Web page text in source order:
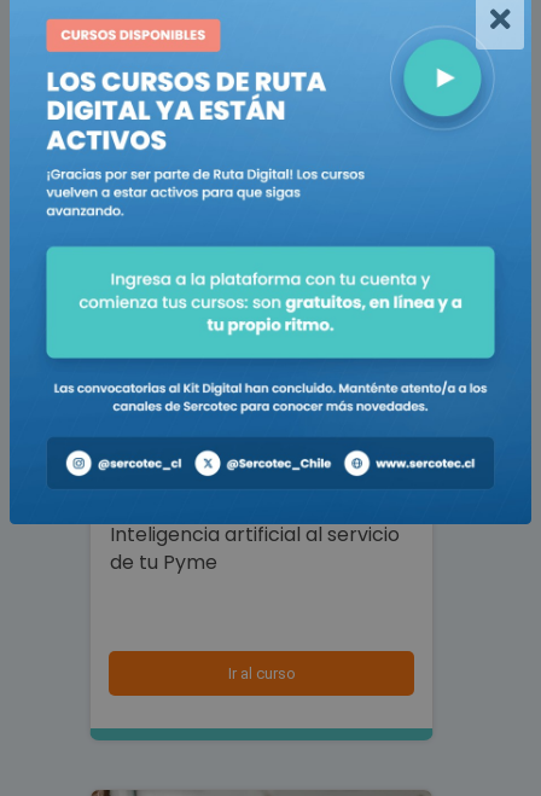
Turística
Genera atractivos y aumenta
tus reservas
Ir al curso
Negocio Inteligente
Inteligencia artificial al servicio
de tu Pyme
Ir al curso